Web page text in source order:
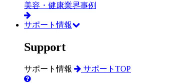
美容・健康業界事例
サポート情報
Support
サポート情報 サポートTOP